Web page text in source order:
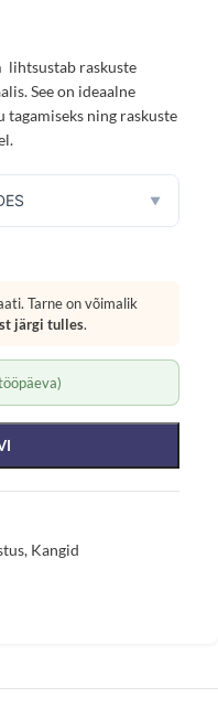
lihtsustab raskuste
See on ideaalne
ning raskuste
▼
Tarne on võimalik
järgi tulles.
, Kangid